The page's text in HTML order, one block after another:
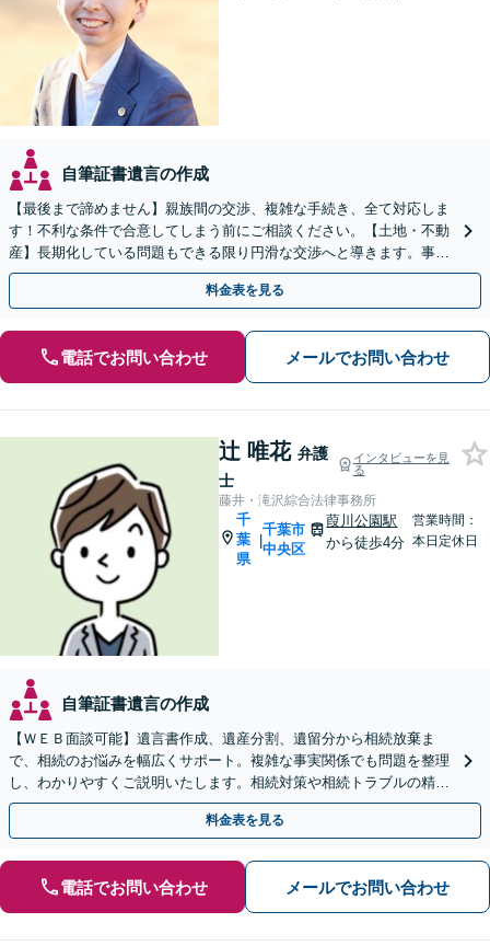
自筆証書遺言の作成
【最後まで諦めません】親族間の交渉、複雑な手続き、全て対応しま
す！不利な条件で合意してしまう前にご相談ください。【土地・不動
産】長期化している問題もできる限り円滑な交渉へと導きます。事業
承継／相続放棄も対応可能。【JR千葉駅近く】駐車場あり
料金表を見る
電話でお問い合わせ メールでお問い合わせ
辻 唯花 弁護
士
インタビューを見
る
藤井・滝沢綜合法律事務所
千
葉
県
|
千葉市
中央区
葭川公園駅
から徒歩4分
営業時間：
本日定休日
自筆証書遺言の作成
【ＷＥＢ面談可能】遺言書作成、遺産分割、遺留分から相続放棄ま
で、相続のお悩みを幅広くサポート。複雑な事実関係でも問題を整理
し、わかりやすくご説明いたします。相続対策や相続トラブルの精神
的なご負担を減らし、最適な解決を目指します。
料金表を見る
電話でお問い合わせ メールでお問い合わせ